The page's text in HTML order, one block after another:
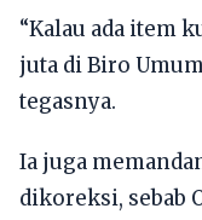
“Kalau ada item
juta di Biro
tegasnya.
Ia juga
dikoreksi, sebab